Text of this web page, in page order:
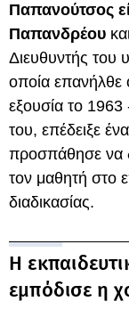
Παπανούτσος
Παπανδρέου
Διευθυντής του
οποία
εξουσία το
του, επέδειξε
προσπάθησε να
τον μαθητή στο
διαδικασίας.
Η
εμπόδισε η